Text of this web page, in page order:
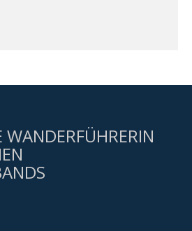
WANDERFÜHRERIN